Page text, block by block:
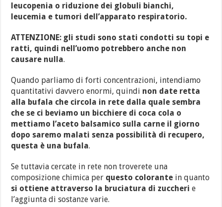
leucopenia o riduzione dei globuli bianchi,
leucemia e tumori dell’apparato respiratorio.
ATTENZIONE: gli studi sono stati condotti su topi e
ratti, quindi nell’uomo potrebbero anche non
causare nulla.
Quando parliamo di forti concentrazioni, intendiamo
quantitativi davvero enormi, quindi non date retta
alla bufala che circola in rete dalla quale sembra
che se ci beviamo un bicchiere di coca cola o
mettiamo l’aceto balsamico sulla carne il giorno
dopo saremo malati senza possibilità di recupero,
questa è una bufala.
Se tuttavia cercate in rete non troverete una
composizione chimica per questo colorante in quanto
si ottiene attraverso la bruciatura di zuccheri e
l’aggiunta di sostanze varie.